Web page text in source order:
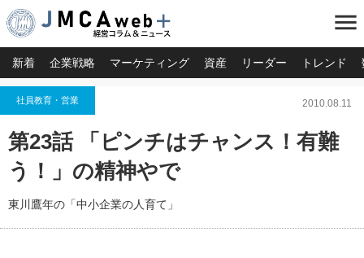
menu
新着 企業戦略 マーケティング 資産 リーダー トレンド
社員教育・営業 2010.08.11
第23話 「ピンチはチャンス！有難
う！」の精神やで
東川鷹年の「中小企業の人育て」